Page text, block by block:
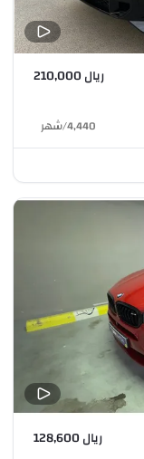
ريال 210,000
4,440
/شهر
ريال 128,600